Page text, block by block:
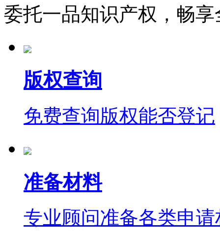
委托一品知识产权，畅
版权查询
免费查询版权能否登记
准备材料
专业顾问准备各类申请